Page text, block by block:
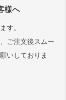
様へ
す。
ご注文後スムー
いしておりま